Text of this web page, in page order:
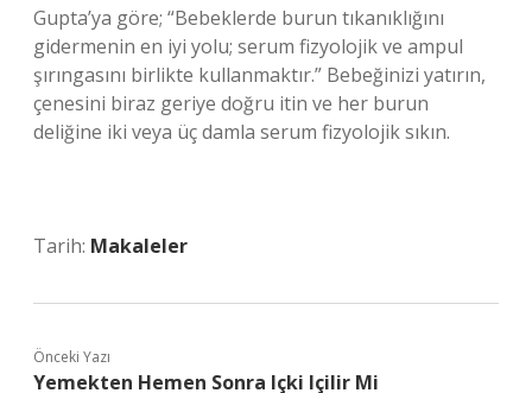
Gupta’ya göre; “Bebeklerde burun tıkanıklığını
gidermenin en iyi yolu; serum fizyolojik ve ampul
şırıngasını birlikte kullanmaktır.” Bebeğinizi yatırın,
çenesini biraz geriye doğru itin ve her burun
deliğine iki veya üç damla serum fizyolojik sıkın.
Tarih: Makaleler
Önceki Yazı
Yemekten Hemen Sonra Içki Içilir Mi